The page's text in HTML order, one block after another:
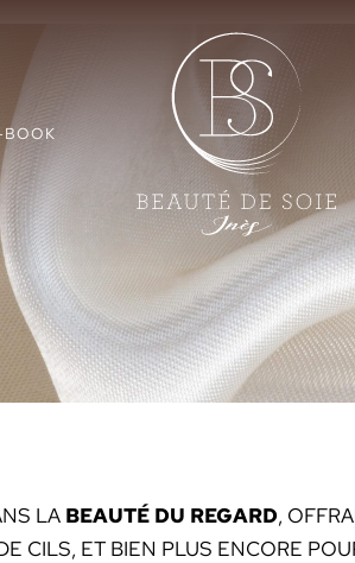
BOOK
LA BEAUTÉ DU REGARD,
CILS, ET BIEN PLUS ENCORE